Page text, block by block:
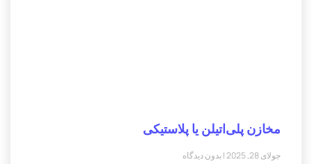
مخازن پلی‌اتیلن یا پلاستیکی
جولای 28, 2025 بدون دیدگاه